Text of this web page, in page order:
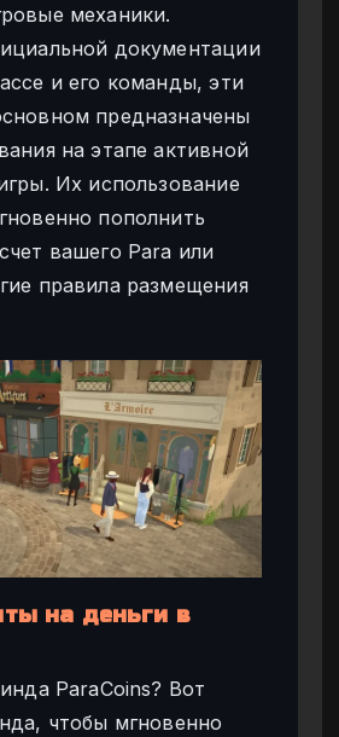
механики.
документации
и его команды, эти
предназначены
на этапе активной
Их использование
пополнить
вашего Para или
правила размещения
на деньги в
ParaCoins? Вот
чтобы мгновенно